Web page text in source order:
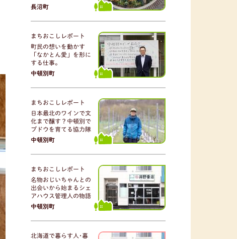
長沼町
まちおこしレポート
町民の想いを動かす
「なかとん愛」を形に
する仕事。
中頓別町
まちおこしレポート
日本最北のワインで文
化まで醸す？中頓別で
ブドウを育てる協力隊
中頓別町
まちおこしレポート
名物おじいちゃんとの
出会いから始まるシェ
アハウス管理人の物語
中頓別町
北海道で暮らす人･暮